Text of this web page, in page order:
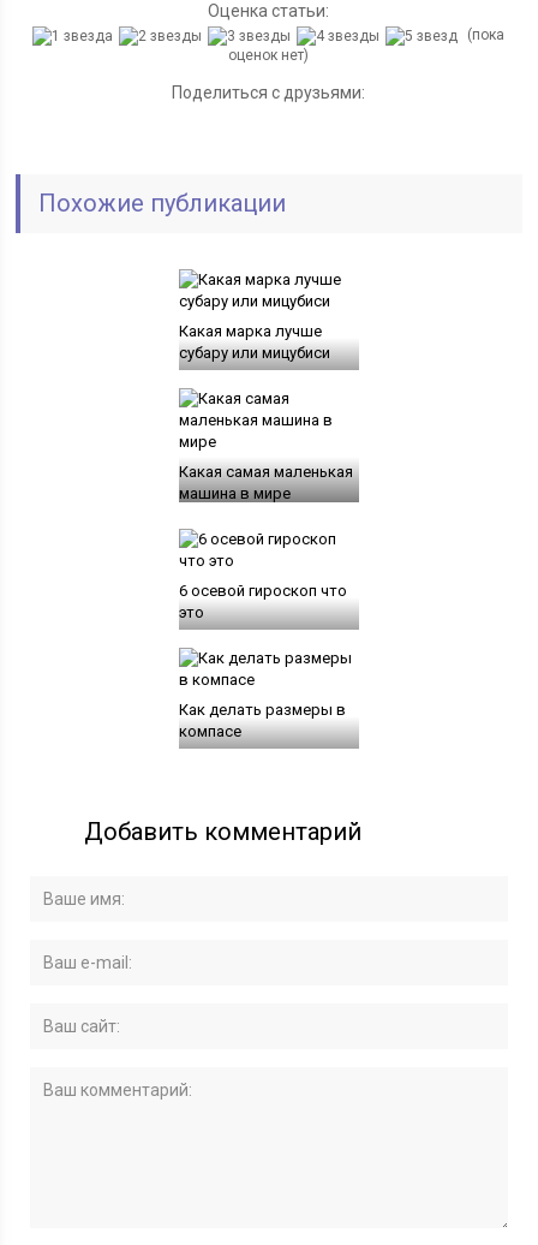
Оценка статьи:
(пока
оценок нет)
Поделиться с друзьями:
Похожие публикации
Какая марка лучше
субару или мицубиси
Какая самая маленькая
машина в мире
6 осевой гироскоп что
это
Как делать размеры в
компасе
Добавить комментарий